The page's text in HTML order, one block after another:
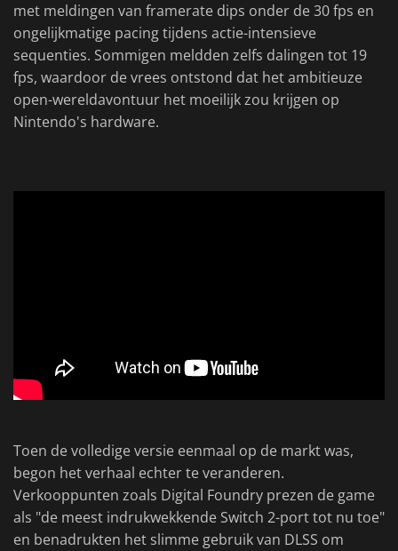
met meldingen van framerate dips onder de 30 fps en
ongelijkmatige pacing tijdens actie-intensieve
sequenties. Sommigen meldden zelfs dalingen tot 19
fps, waardoor de vrees ontstond dat het ambitieuze
open-wereldavontuur het moeilijk zou krijgen op
Nintendo's hardware.
Toen de volledige versie eenmaal op de markt was,
begon het verhaal echter te veranderen.
Verkooppunten zoals Digital Foundry prezen de game
als "de meest indrukwekkende Switch 2-port tot nu toe"
en benadrukten het slimme gebruik van DLSS om